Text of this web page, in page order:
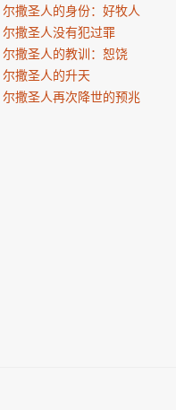
尔撒圣人的身份：好牧人
尔撒圣人没有犯过罪
尔撒圣人的教训：恕饶
尔撒圣人的升天
尔撒圣人再次降世的预兆